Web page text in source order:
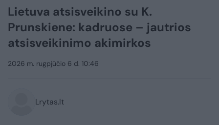
Lietuva atsisveikino su K.
Prunskiene: kadruose – jautrios
atsisveikinimo akimirkos
2026 m. rugpjūčio 6 d. 10:46
Lrytas.lt